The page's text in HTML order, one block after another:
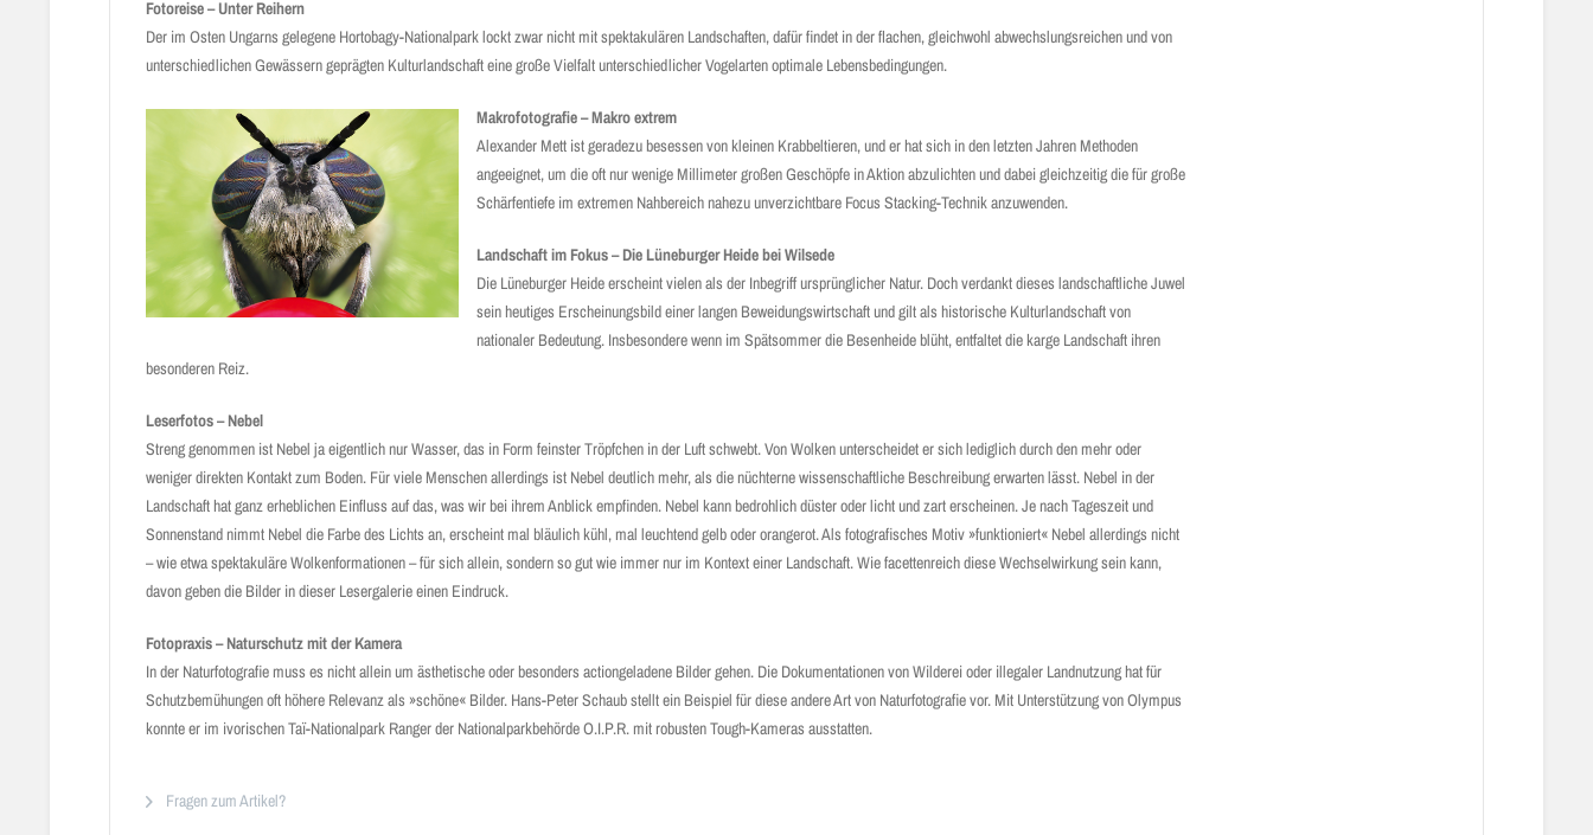
Fotoreise – Unter Reihern
Der im Osten Ungarns gelegene Hortobagy-Nationalpark lockt zwar nicht mit spektakulären Landschaften, dafür findet in der flachen, gleichwohl abwechslungsreichen und von
unterschiedlichen Gewässern geprägten Kulturlandschaft eine große Vielfalt unterschiedlicher Vogelarten optimale Lebensbedingungen.
Makrofotografie – Makro extrem
Alexander Mett ist geradezu besessen von kleinen Krabbeltieren, und er hat sich in den letzten Jahren Methoden
angeeignet, um die oft nur wenige Millimeter großen Geschöpfe in Aktion abzulichten und dabei gleichzeitig die für große
Schärfentiefe im extremen Nahbereich nahezu unverzichtbare Focus Stacking-Technik anzuwenden.
Landschaft im Fokus – Die Lüneburger Heide bei Wilsede
Die Lüneburger Heide erscheint vielen als der Inbegriff ursprünglicher Natur. Doch verdankt dieses landschaftliche Juwel
sein heutiges Erscheinungsbild einer langen Beweidungswirtschaft und gilt als historische Kulturlandschaft von
nationaler Bedeutung. Insbesondere wenn im Spätsommer die Besenheide blüht, entfaltet die karge Landschaft ihren
besonderen Reiz.
Leserfotos – Nebel
Streng genommen ist Nebel ja eigentlich nur Wasser, das in Form feinster Tröpfchen in der Luft schwebt. Von Wolken unterscheidet er sich lediglich durch den mehr oder
weniger direkten Kontakt zum Boden. Für viele Menschen allerdings ist Nebel deutlich mehr, als die nüchterne wissenschaftliche Beschreibung erwarten lässt. Nebel in der
Landschaft hat ganz erheblichen Einfluss auf das, was wir bei ihrem Anblick empfinden. Nebel kann bedrohlich düster oder licht und zart erscheinen. Je nach Tageszeit und
Sonnenstand nimmt Nebel die Farbe des Lichts an, erscheint mal bläulich kühl, mal leuchtend gelb oder orangerot. Als fotografisches Motiv »funktioniert« Nebel allerdings nicht
– wie etwa spektakuläre Wolkenformationen – für sich allein, sondern so gut wie immer nur im Kontext einer Landschaft. Wie facettenreich diese Wechsel­wirkung sein kann,
davon geben die Bilder in dieser Lesergalerie einen Eindruck.
Fotopraxis – Naturschutz mit der Kamera
In der Naturfotografie muss es nicht allein um ästhetische oder besonders actiongeladene Bilder gehen. Die Dokumentationen von Wilderei oder illegaler Landnutzung hat für
Schutzbemühungen oft höhere Relevanz als »schöne« Bilder. Hans-Peter Schaub stellt ein Beispiel für diese andere Art von Naturfotografie vor. Mit Unterstützung von Olympus
konnte er im ivorischen Taï-Nationalpark Ranger der Nationalparkbehörde O.I.P.R. mit robusten Tough-Kameras ausstatten.
Fragen zum Artikel?